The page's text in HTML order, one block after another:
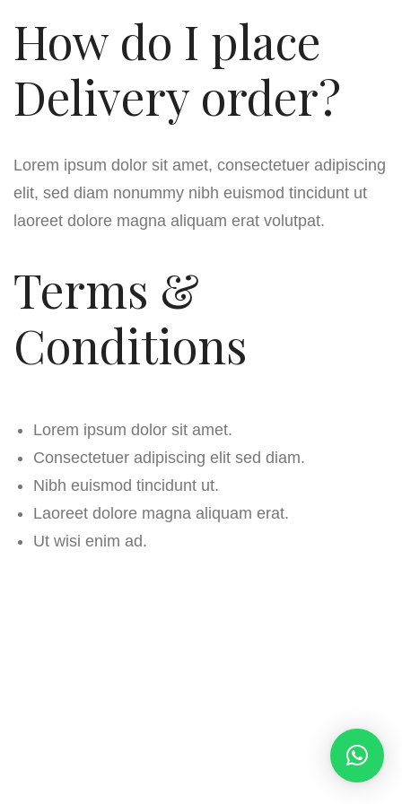
How do I place
Delivery order?
Lorem ipsum dolor sit amet, consectetuer adipiscing
elit, sed diam nonummy nibh euismod tincidunt ut
laoreet dolore magna aliquam erat volutpat.
Terms &
Conditions
Lorem ipsum dolor sit amet.
Consectetuer adipiscing elit sed diam.
Nibh euismod tincidunt ut.
Laoreet dolore magna aliquam erat.
Ut wisi enim ad.